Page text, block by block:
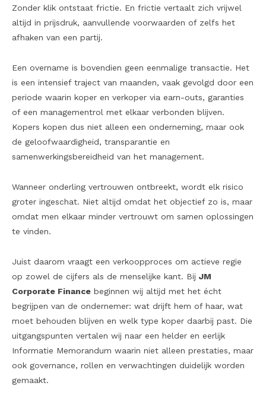
Zonder klik ontstaat frictie. En frictie vertaalt zich vrijwel
altijd in prijsdruk, aanvullende voorwaarden of zelfs het
afhaken van een partij.
Een overname is bovendien geen eenmalige transactie. Het
is een intensief traject van maanden, vaak gevolgd door een
periode waarin koper en verkoper via earn-outs, garanties
of een managementrol met elkaar verbonden blijven.
Kopers kopen dus niet alleen een onderneming, maar ook
de geloofwaardigheid, transparantie en
samenwerkingsbereidheid van het management.
Wanneer onderling vertrouwen ontbreekt, wordt elk risico
groter ingeschat. Niet altijd omdat het objectief zo is, maar
omdat men elkaar minder vertrouwt om samen oplossingen
te vinden.
Juist daarom vraagt een verkoopproces om actieve regie
op zowel de cijfers als de menselijke kant. Bij JM
Corporate Finance beginnen wij altijd met het écht
begrijpen van de ondernemer: wat drijft hem of haar, wat
moet behouden blijven en welk type koper daarbij past. Die
uitgangspunten vertalen wij naar een helder en eerlijk
Informatie Memorandum waarin niet alleen prestaties, maar
ook governance, rollen en verwachtingen duidelijk worden
gemaakt.